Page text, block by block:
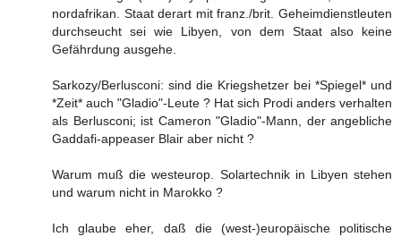
nordafrikan. Staat derart mit franz./brit. Geheimdienstleuten
durchseucht sei wie Libyen, von dem Staat also keine
Gefährdung ausgehe.
Sarkozy/Berlusconi: sind die Kriegshetzer bei *Spiegel* und
*Zeit* auch "Gladio"-Leute ? Hat sich Prodi anders verhalten
als Berlusconi; ist Cameron "Gladio"-Mann, der angebliche
Gaddafi-appeaser Blair aber nicht ?
Warum muß die westeurop. Solartechnik in Libyen stehen
und warum nicht in Marokko ?
Ich glaube eher, daß die (west-)europäische politische